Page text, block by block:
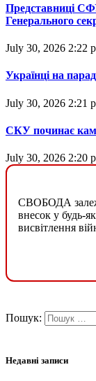
Представниці
Генерального
July 30, 2026 2:22
Українці на
July 30, 2026 2:21
СКУ починає
July 30, 2026 2:20
СВОБОДА
внесок у будь-
висвітлення
Пошук:
Недавні записи